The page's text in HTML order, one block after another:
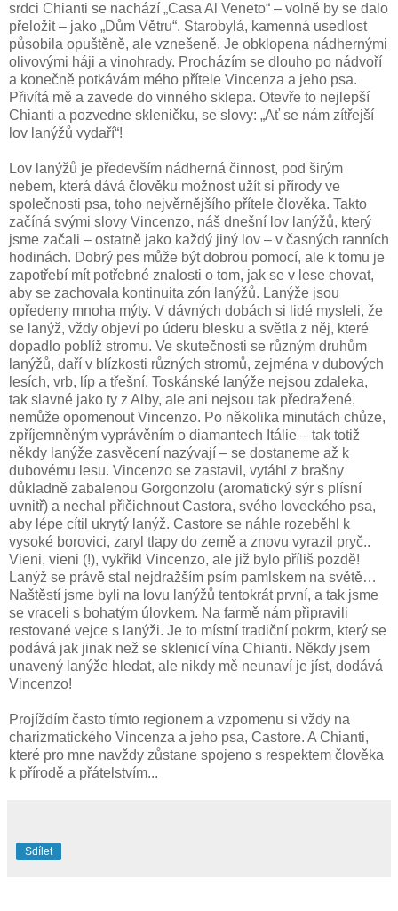
srdci Chianti se nachází „Casa Al Veneto“ – volně by se dalo
přeložit – jako „Dům Větru“. Starobylá, kamenná usedlost
působila opuštěně, ale vznešeně. Je obklopena nádhernými
olivovými háji a vinohrady. Procházím se dlouho po nádvoří
a konečně potkávám mého přítele Vincenza a jeho psa.
Přivítá mě a zavede do vinného sklepa. Otevře to nejlepší
Chianti a pozvedne skleničku, se slovy: „Ať se nám zítřejší
lov lanýžů vydaří“!
Lov lanýžů je především nádherná činnost, pod širým
nebem, která dává člověku možnost užít si přírody ve
společnosti psa, toho nejvěrnějšího přítele člověka. Takto
začíná svými slovy Vincenzo, náš dnešní lov lanýžů, který
jsme začali – ostatně jako každý jiný lov – v časných ranních
hodinách. Dobrý pes může být dobrou pomocí, ale k tomu je
zapotřebí mít potřebné znalosti o tom, jak se v lese chovat,
aby se zachovala kontinuita zón lanýžů. Lanýže jsou
opředeny mnoha mýty. V dávných dobách si lidé mysleli, že
se lanýž, vždy objeví po úderu blesku a světla z něj, které
dopadlo poblíž stromu. Ve skutečnosti se různým druhům
lanýžů, daří v blízkosti různých stromů, zejména v dubových
lesích, vrb, líp a třešní. Toskánské lanýže nejsou zdaleka,
tak slavné jako ty z Alby, ale ani nejsou tak předražené,
nemůže opomenout Vincenzo. Po několika minutách chůze,
zpříjemněným vyprávěním o diamantech Itálie – tak totiž
někdy lanýže zasvěcení nazývají – se dostaneme až k
dubovému lesu. Vincenzo se zastavil, vytáhl z brašny
důkladně zabalenou Gorgonzolu (aromatický sýr s plísní
uvnitř) a nechal přičichnout Castora, svého loveckého psa,
aby lépe cítil ukrytý lanýž. Castore se náhle rozeběhl k
vysoké borovici, zaryl tlapy do země a znovu vyrazil pryč..
Vieni, vieni (!), vykřikl Vincenzo, ale již bylo příliš pozdě!
Lanýž se právě stal nejdražším psím pamlskem na světě…
Naštěstí jsme byli na lovu lanýžů tentokrát první, a tak jsme
se vraceli s bohatým úlovkem. Na farmě nám připravili
restované vejce s lanýži. Je to místní tradiční pokrm, který se
podává jak jinak než se sklenicí vína Chianti. Někdy jsem
unavený lanýže hledat, ale nikdy mě neunaví je jíst, dodává
Vincenzo!
Projíždím často tímto regionem a vzpomenu si vždy na
charizmatického Vincenza a jeho psa, Castore. A Chianti,
které pro mne navždy zůstane spojeno s respektem člověka
k přírodě a přátelstvím...
Sdílet